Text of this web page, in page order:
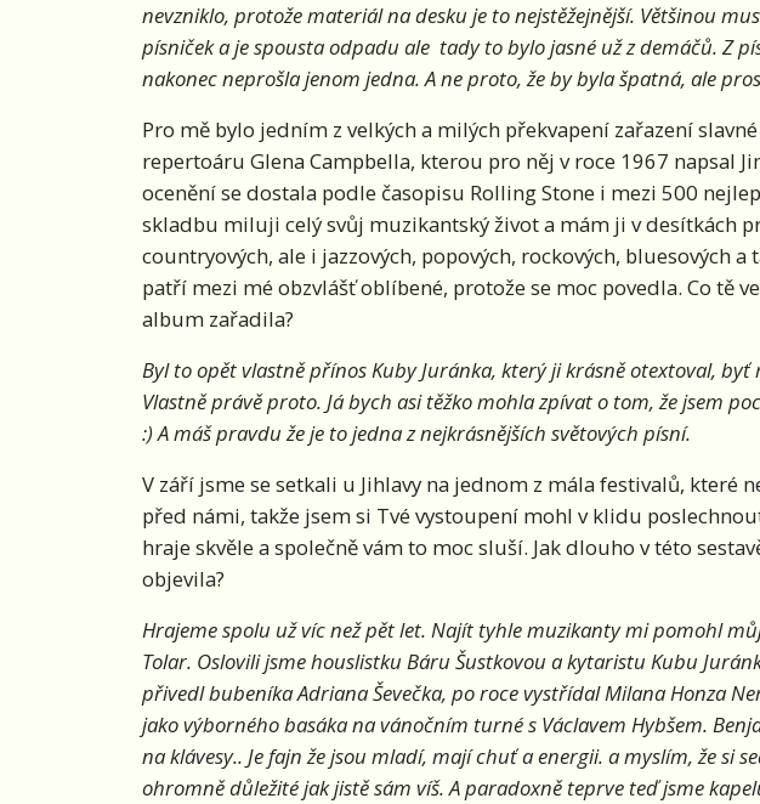
nevzniklo, protože materiál na desku je to nejstěžejnější. Většinou
písniček a je spousta odpadu ale tady to bylo jasné už z demáčů. Z
nakonec neprošla jenom jedna. A ne proto, že by byla špatná, ale
Pro mě bylo jedním z velkých a milých překvapení zařazení
repertoáru Glena Campbella, kterou pro něj v roce 1967 napsal
ocenění se dostala podle časopisu Rolling Stone i mezi 500
skladbu miluji celý svůj muzikantský život a mám ji v desítkách
countryových, ale i jazzových, popových, rockových, bluesových
patří mezi mé obzvlášť oblíbené, protože se moc povedla. Co tě
album zařadila?
Byl to opět vlastně přínos Kuby Juránka, který ji krásně otextoval,
Vlastně právě proto. Já bych asi těžko mohla zpívat o tom, že jsem
:) A máš pravdu že je to jedna z nejkrásnějších světových písní.
V září jsme se setkali u Jihlavy na jednom z mála festivalů, které
před námi, takže jsem si Tvé vystoupení mohl v klidu
hraje skvěle a společně vám to moc sluší. Jak dlouho v této
objevila?
Hrajeme spolu už víc než pět let. Najít tyhle muzikanty mi pomohl
Tolar. Oslovili jsme houslistku Báru Šustkovou a kytaristu Kubu
přivedl bubeníka Adriana Ševečka, po roce vystřídal Milana Honza
jako výborného basáka na vánočním turné s Václavem Hybšem.
na klávesy.. Je fajn že jsou mladí, mají chuť a energii. a myslím, že si
ohromně důležité jak jistě sám víš. A paradoxně teprve teď jsme